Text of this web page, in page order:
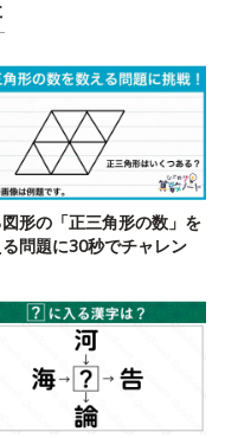
形の「正三角形の数」を
問題に30秒でチャレン